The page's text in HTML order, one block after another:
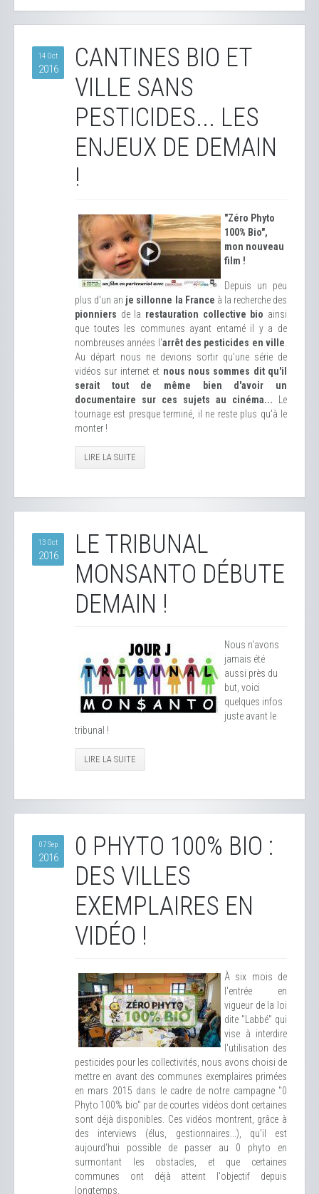
14 Oct
2016
CANTINES BIO ET
VILLE SANS
PESTICIDES... LES
ENJEUX DE DEMAIN
!
"Zéro Phyto
100% Bio",
mon nouveau
film !
Depuis un peu
plus d'un an je sillonne la France à la recherche des
pionniers de la restauration collective bio ainsi
que toutes les communes ayant entamé il y a de
nombreuses années l'arrêt des pesticides en ville
Au départ nous ne devions sortir qu'une série de
vidéos sur internet et nous nous sommes dit qu'il
serait tout de même bien d'avoir un
documentaire sur ces sujets au cinéma... Le
tournage est presque terminé, il ne reste plus qu'à le
monter !
LIRE LA SUITE
13 Oct
2016
LE TRIBUNAL
MONSANTO DÉBUTE
DEMAIN !
Nous n'avons
jamais été
aussi près du
but, voici
quelques infos
juste avant le
tribunal !
LIRE LA SUITE
07 Sep
2016
0 PHYTO 100% BIO :
DES VILLES
EXEMPLAIRES EN
VIDÉO !
À six mois de
l'entrée en
vigueur de la loi
dite "Labbé" qui
vise à interdire
l'utilisation des
pesticides pour les collectivités, nous avons choisi de
mettre en avant des communes exemplaires primées
en mars 2015 dans le cadre de notre campagne "0
Phyto 100% bio" par de courtes vidéos dont certaines
sont déjà disponibles. Ces vidéos montrent, grâce à
des interviews (élus, gestionnaires...), qu'il est
aujourd'hui possible de passer au 0 phyto en
surmontant les obstacles, et que certaines
communes ont déjà atteint l'objectif depuis
longtemps.